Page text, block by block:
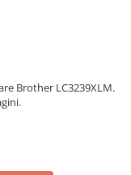
Brother LC3239XLM.